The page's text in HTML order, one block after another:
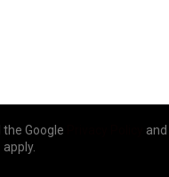
Google
and
apply.